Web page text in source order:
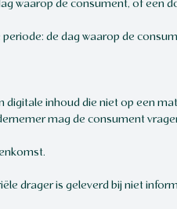
waarop de consument, of een
de dag waarop de
inhoud die niet op een
mag de consument
drager is geleverd bij niet